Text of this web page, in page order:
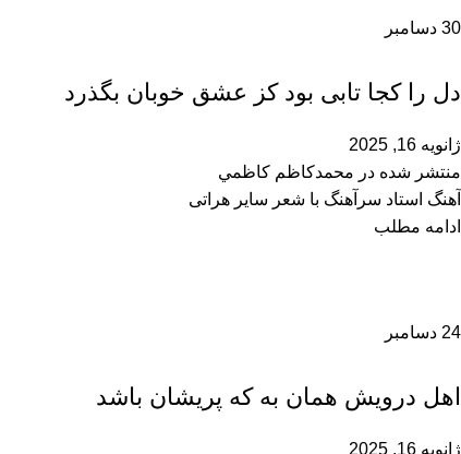
30 دسامبر
دل را کجا تابی بود کز عشق خوبان بگذرد
ژانویه 16, 2025
منتشر شده در محمدكاظم كاظمي
آهنگ استاد سرآهنگ با شعر سایر هراتی
ادامه مطلب
24 دسامبر
اهل درویش همان به که پریشان باشد
ژانویه 16, 2025